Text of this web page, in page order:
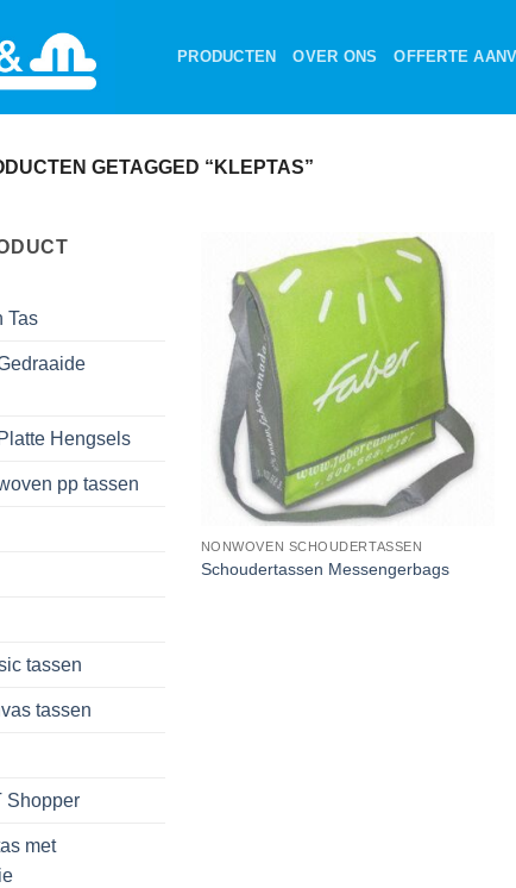
PRODUCTEN OVER ONS OFFERTE
GETAGGED “KLEPTAS”
Tas
Hengsels
pp tassen
tassen
tassen
Shopper
met
NONWOVEN SCHOUDERTASSEN
Schoudertassen Messengerbags